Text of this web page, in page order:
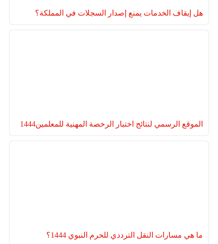
هل إيقاف الخدمات يمنع إصدار السجلات في المملكة؟
الموقع الرسمي لنتائج اختبار الرخصة المهنية للمعلمين1444
ما هي مسارات النقل الترددي للحرم النبوي 1444؟